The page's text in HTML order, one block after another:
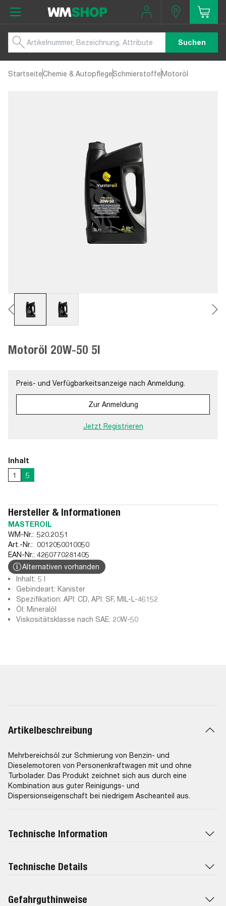
Suchen
StartseiteChemie & AutopflegeSchmierstoffeMotoröl
Motoröl 20W-50 5l
Preis- und Verfügbarkeitsanzeige nach Anmeldung.
Zur Anmeldung
Jetzt Registrieren
Inhalt
1
5
Hersteller & Informationen
MASTEROIL
WM-Nr.: 520.20.51
Art.-Nr.: 0012050010050
EAN-Nr.: 4260770281405
Alternativen vorhanden
Inhalt: 5 l
Gebindeart: Kanister
Spezifikation: API: CD, API: SF, MIL-L-46152
Öl: Mineralöl
Viskositätsklasse nach SAE: 20W-50
Artikelbeschreibung
Mehrbereichsöl zur Schmierung von Benzin- und
Dieselemotoren von Personenkraftwagen mit und ohne
Turbolader. Das Produkt zeichnet sich aus durch eine
Kombination aus guter Reinigungs- und
Dispersionseigenschaft bei niedrigem Ascheanteil aus.
Technische Information
Technische Details
Gefahrguthinweise